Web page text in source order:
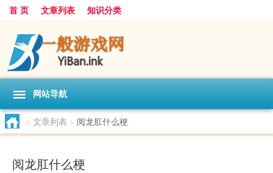
首 页 文章列表 知识分类
网站导航
> 文章列表 > 阅龙肛什么梗
阅龙肛什么梗